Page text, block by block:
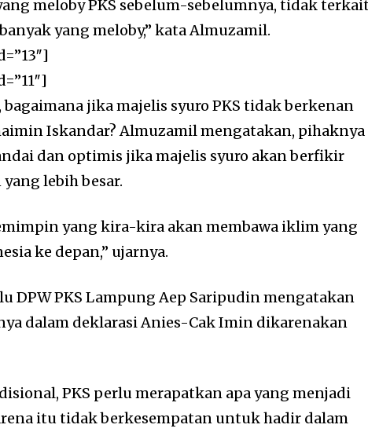
meloby PKS sebelum-sebelumnya, tidak
yang meloby,” kata Almuzamil.
jika majelis syuro PKS tidak berkenan
Iskandar? Almuzamil mengatakan, pihaknya
dan optimis jika majelis syuro akan berfikir
lebih besar.
yang kira-kira akan membawa iklim yang
ke depan,” ujarnya.
DPW PKS Lampung Aep Saripudin mengatakan
dalam deklarasi Anies-Cak Imin dikarenakan
PKS perlu merapatkan apa yang menjadi
itu tidak berkesempatan untuk hadir dalam